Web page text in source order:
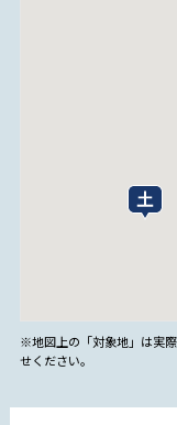
※地図上の「対象地」は実
せください。